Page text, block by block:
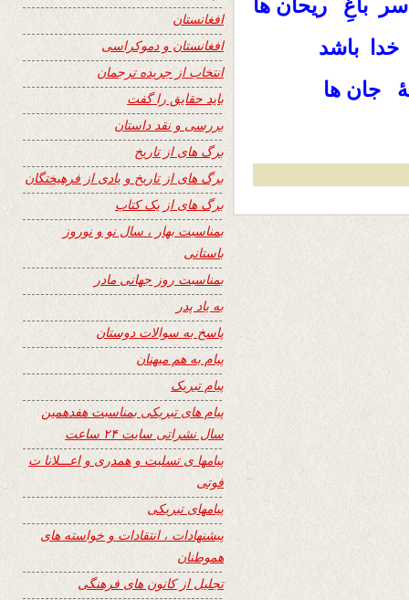
باغِ ریحان‌ ها
باشد
جان‌ ها
افغانستان
افغانستان و دموکراسی
انتخاب از جریده ترجمان
باید حقایق را گفت
بررسی و نقد داستان
برگ های از تاریخ
برگ های از تاریخ و یادی از فرهیختگان
برگ های از یک کتاب
بمناسبت بهار ، سال نو و نوروز
باستانی
بمناسبت روز جهانی مادر
به یاد پدر
پاسخ به سوالات دوستان
پیام به هم میهنان
پیام تبریک
پیام های تبریکی بمناسبت هفدهمین
سال نشراتی سایت ۲۴ ساعت
پیامها ی تسلیت و همدری و اعـــلانا ت
فوتی
پیامهای تبریکی
پیشنهادات ، انتقادات و خواسته های
هموطنان
تجلیل از کانون های فرهنگی